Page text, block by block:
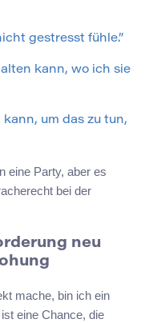
gestresst fühle.”
kann, wo ich sie
um das zu tun,
eine Party, aber es
bei der
neu
mache, bin ich ein
eine Chance, die